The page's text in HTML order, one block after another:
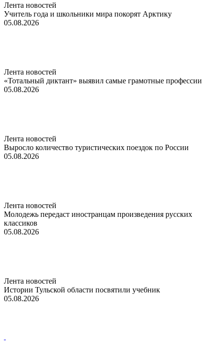
Лента новостей
Учитель года и школьники мира покорят Арктику
05.08.2026
Лента новостей
«Тотальный диктант» выявил самые грамотные профессии
05.08.2026
Лента новостей
Выросло количество туристических поездок по России
05.08.2026
Лента новостей
Молодежь передаст иностранцам произведения русских
классиков
05.08.2026
Лента новостей
Истории Тульской области посвятили учебник
05.08.2026